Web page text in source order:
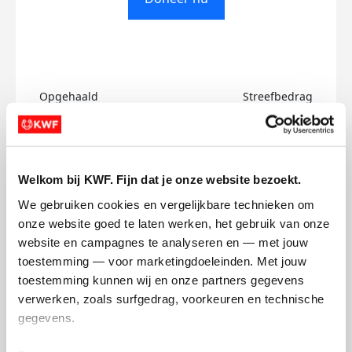
Welkom bij KWF. Fijn dat je onze website bezoekt.
We gebruiken cookies en vergelijkbare technieken om
onze website goed te laten werken, het gebruik van onze
website en campagnes te analyseren en — met jouw
toestemming — voor marketingdoeleinden. Met jouw
toestemming kunnen wij en onze partners gegevens
verwerken, zoals surfgedrag, voorkeuren en technische
gegevens.
Opgehaald
€0
Streefbedrag
€500
Kim's badges